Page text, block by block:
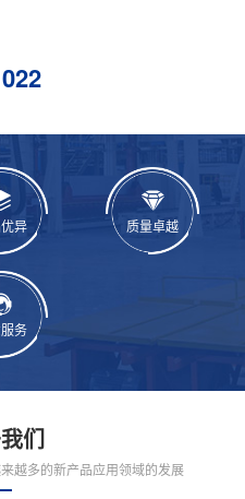
异 质量卓越
务
们
越多的新产品应用领域的发展